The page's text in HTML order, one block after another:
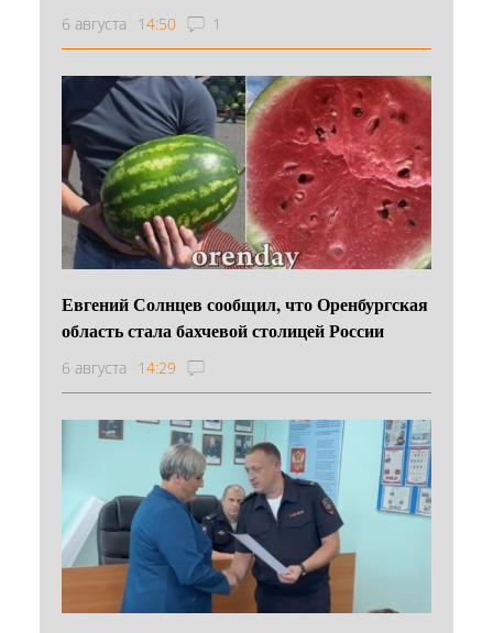
6 августа 14:50 1
Евгений Солнцев сообщил, что Оренбургская
область стала бахчевой столицей России
6 августа 14:29